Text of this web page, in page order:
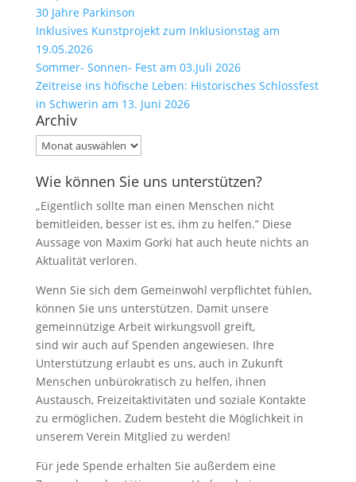
30 Jahre Parkinson
Inklusives Kunstprojekt zum Inklusionstag am
19.05.2026
Sommer- Sonnen- Fest am 03.Juli 2026
Zeitreise ins höfische Leben: Historisches Schlossfest
in Schwerin am 13. Juni 2026
Archiv
Archiv
Wie können Sie uns unterstützen?
„Eigentlich sollte man einen Menschen nicht
bemitleiden, besser ist es, ihm zu helfen.” Diese
Aussage von Maxim Gorki hat auch heute nichts an
Aktualität verloren.
Wenn Sie sich dem Gemeinwohl verpflichtet fühlen,
können Sie uns unterstützen. Damit unsere
gemeinnützige Arbeit wirkungsvoll greift,
sind wir auch auf Spenden angewiesen. Ihre
Unterstützung erlaubt es uns, auch in Zukunft
Menschen unbürokratisch zu helfen, ihnen
Austausch, Freizeitaktivitäten und soziale Kontakte
zu ermöglichen. Zudem besteht die Möglichkeit in
unserem Verein Mitglied zu werden!
Für jede Spende erhalten Sie außerdem eine